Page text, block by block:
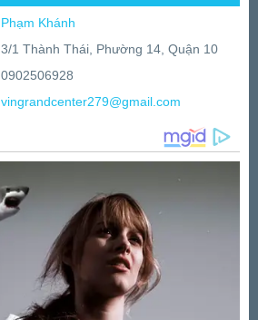
Phạm Khánh
3/1 Thành Thái, Phường 14, Quận 10
0902506928
vingrandcenter279@gmail.com